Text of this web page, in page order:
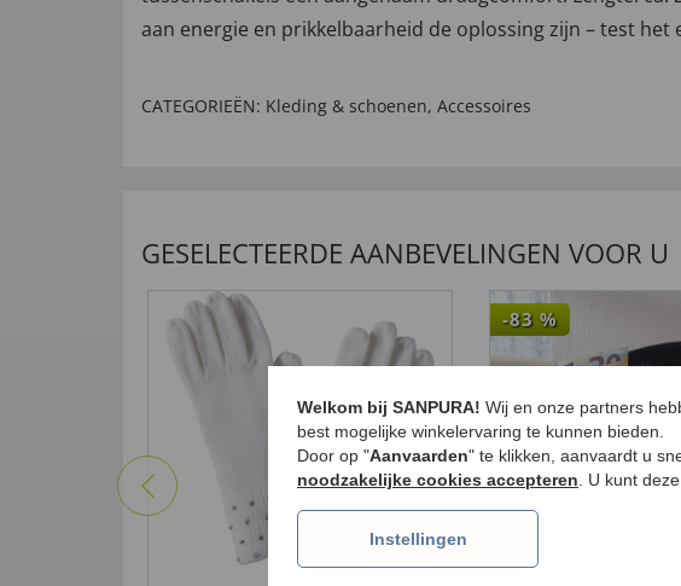
aan energie en prikkelbaarheid de oplossing zijn – test
CATEGORIEËN: Kleding & schoenen, Accessoires
GESELECTEERDE AANBEVELINGEN VOOR U
-83 %
Welkom bij SANPURA! Wij en onze partners
best mogelijke winkelervaring te kunnen bieden.
Door op "Aanvaarden" te klikken, aanvaardt u
noodzakelijke cookies accepteren . U kunt
Instellingen